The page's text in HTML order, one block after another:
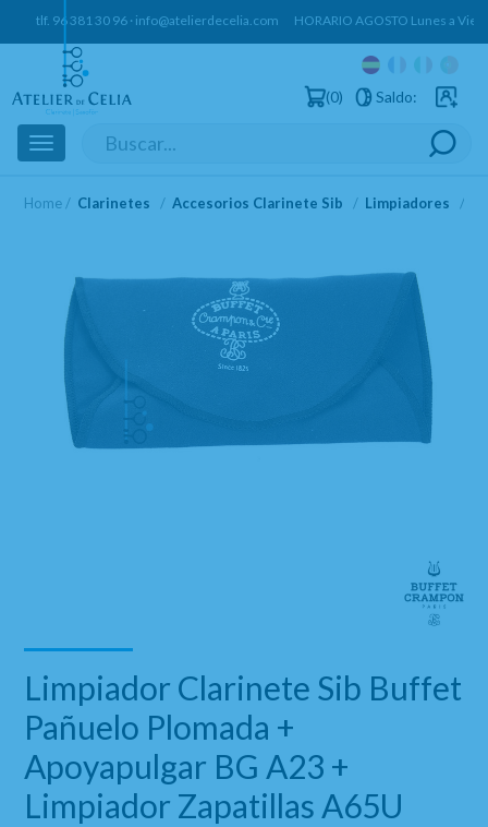
tlf. 96 381 30 96 · info@atelierdecelia.com HORARIO AGOSTO Lunes a
0 Saldo:
Toggle
navigation
Home Clarinetes Accesorios Clarinete Sib Limpiadores
Limpiador Clarinete Sib Buffet
Pañuelo Plomada +
Apoyapulgar BG A23 +
Limpiador Zapatillas A65U